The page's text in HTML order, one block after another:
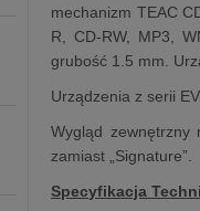
mechanizm TEAC
R, CD-RW, MP3,
grubość 1.5 mm.
Urządzenia z serii
Wygląd zewnętrzny
zamiast „Signature”.
Specyfikacja